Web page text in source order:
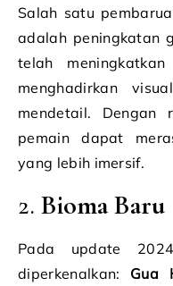
Salah satu
adalah peningkatan
telah
menghadirkan
mendetail. Dengan
pemain dapat
yang lebih imersif.
2. Bioma Baru
Pada update
diperkenalkan: Gua